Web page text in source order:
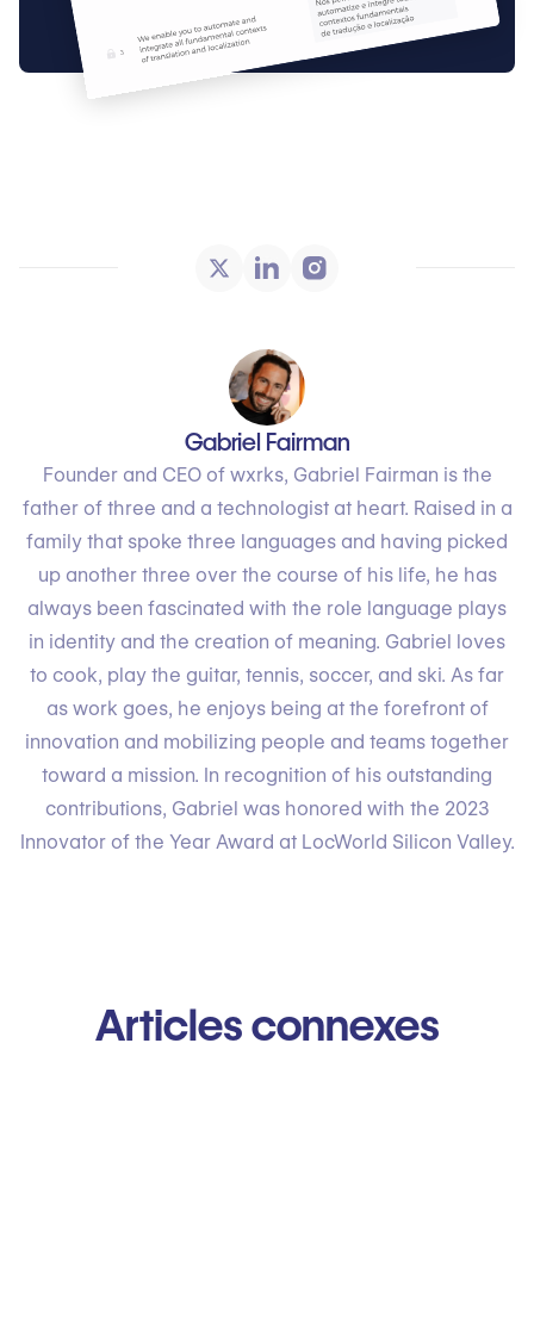
Gabriel Fairman
Founder and CEO of wxrks, Gabriel Fairman is the
father of three and a technologist at heart. Raised in a
family that spoke three languages and having picked
up another three over the course of his life, he has
always been fascinated with the role language plays
in identity and the creation of meaning. Gabriel loves
to cook, play the guitar, tennis, soccer, and ski. As far
as work goes, he enjoys being at the forefront of
innovation and mobilizing people and teams together
toward a mission. In recognition of his outstanding
contributions, Gabriel was honored with the 2023
Innovator of the Year Award at LocWorld Silicon Valley.
Articles connexes